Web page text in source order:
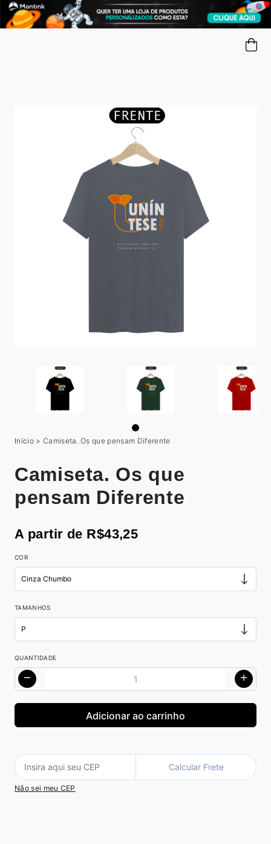
Início > Camiseta. Os que pensam Diferente
Camiseta. Os que
pensam Diferente
A partir de R$43,25
COR
TAMANHOS
QUANTIDADE
Calcular Frete
Não sei meu CEP